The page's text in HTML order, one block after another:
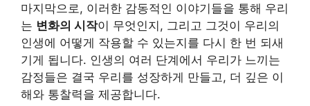
마지막으로, 이러한 감동적인 이야기들을 통해 우리
는 변화의 시작이 무엇인지, 그리고 그것이 우리의
인생에 어떻게 작용할 수 있는지를 다시 한 번 되새
기게 됩니다. 인생의 여러 단계에서 우리가 느끼는
감정들은 결국 우리를 성장하게 만들고, 더 깊은 이
해와 통찰력을 제공합니다.